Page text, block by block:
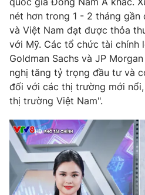
Cơ quan báo chí: Thời báo VTV
Giấy phép hoạt động báo in và
cấp ngày 29/12/2023
Tổng Biên tập:Vũ Thanh Thủy
Phó Tổng Biên tập:Nguyễn Thị Mỹ
Nguyễn Trọng Ninh
Tổng đài VTV:024.38 355 931 -
Ðiện thoại Thời báo VTV:024.66
Email:toasoan@vtv.vn
Liên hệ quảng cáo:024-7300.7108
nét hơn trong 1 - 2 tháng gần
và Việt Nam đạt được thỏa
với Mỹ. Các tổ chức tài chính
Goldman Sachs và JP
nghị tăng tỷ trọng đầu tư và
đối với các thị trường mới
thị trường Việt Nam".